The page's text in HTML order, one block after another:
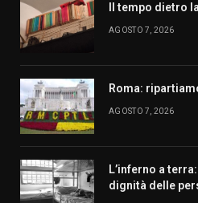
Il tempo dietro
AGOSTO 7, 2026
Roma:
AGOSTO 7, 2026
L’inferno a
dignità delle